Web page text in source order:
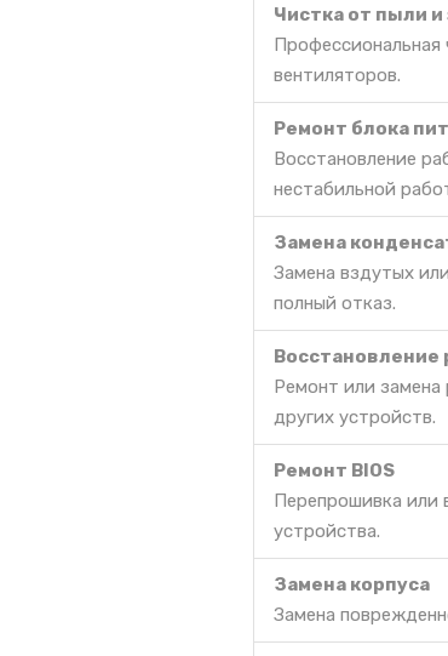
Чистка от пыли
Профессиональная
вентиляторов.
Ремонт блока
Восстановление
нестабильной
Замена
Замена вздутых
полный отказ.
Восстановление
Ремонт или
других устройств.
Ремонт BIOS
Перепрошивка или
устройства.
Замена корпуса
Замена